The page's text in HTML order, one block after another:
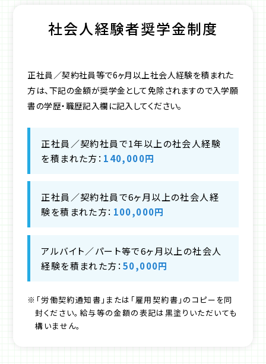
社会人経験者奨学金制度
正社員／契約社員等で6ヶ月以上社会人経験を積まれた
方は、下記の金額が奨学金として免除されますので入学願
書の学歴・職歴記入欄に記入してください。
正社員／契約社員で1年以上の社会人経験
を積まれた方： 140,000円
正社員／契約社員で6ヶ月以上の社会人経
験を積まれた方： 100,000円
アルバイト／パート等で6ヶ月以上の社会人
経験を積まれた方：50,000円
※「労働契約通知書」または「雇用契約書」のコピーを同
封ください。給与等の金額の表記は黒塗りいただいても
構いません。